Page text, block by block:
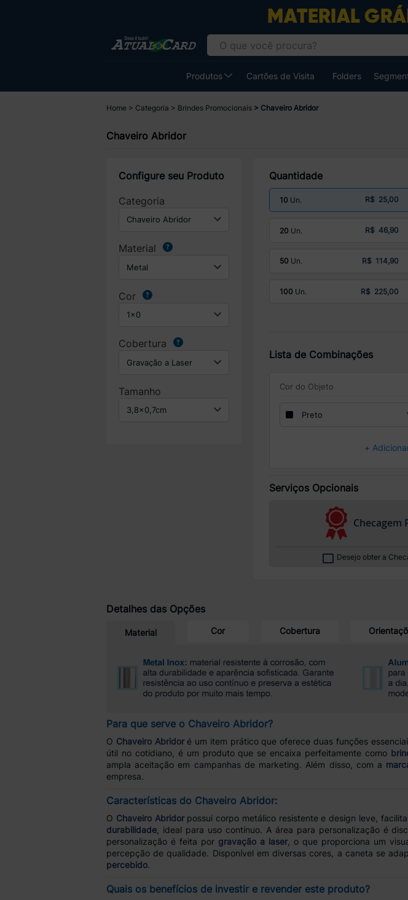
Produtos Cartões de Visita Folders
Home Categoria Brindes Promocionais Chaveiro Abridor
Chaveiro Abridor
Configure seu Produto
Categoria
Material
Cor
Cobertura
Tamanho
Quantidade
10 R$ 25,00
20 R$ 46,90
50 R$ 114,90
100 R$ 225,00
Lista de Combinações
Cor do Objeto
+
Serviços Opcionais
Checagem
Desejo obter a
Detalhes das Opções
Material Cor Cobertura
Para que serve o Chaveiro Abridor?
O Chaveiro Abridoré um item prático que oferece duas funções
útil no cotidiano, é um produto que se encaixa perfeitamente como
ampla aceitação em campanhas de marketing. Além disso, com a
empresa.
Características do Chaveiro Abridor:
O Chaveiro Abridorpossui corpo metálico resistente e design leve,
durabilidade , ideal para uso contínuo. A área para personalização é
personalização é feita por gravação a laser, o que proporciona um
percepção de qualidade. Disponível em diversas cores, a caneta se
percebido.
Quais os benefícios de investir e revender este produto?